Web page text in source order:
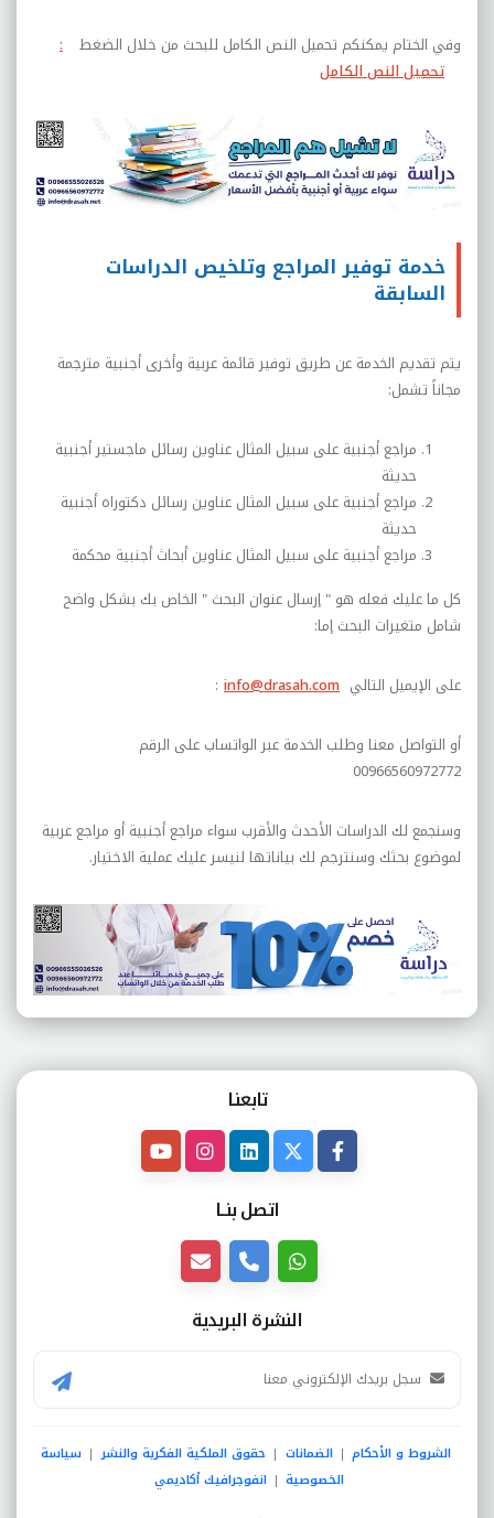
وفي الختام يمكنكم تحميل النص الكامل للبحث من خلال الضغط :
تحميل النص الكامل
خدمة توفير المراجع وتلخيص الدراسات
السابقة
يتم تقديم الخدمة عن طريق توفير قائمة عربية وأخرى أجنبية مترجمة
مجاناً تشمل:
مراجع أجنبية على سبيل المثال عناوين رسائل ماجستير أجنبية
حديثة
مراجع أجنبية على سبيل المثال عناوين رسائل دكتوراه أجنبية
حديثة
مراجع أجنبية على سبيل المثال عناوين أبحاث أجنبية محكمة
كل ما عليك فعله هو " إرسال عنوان البحث " الخاص بك بشكل واضح
شامل متغيرات البحث إما:
على الإيميل التالي info@drasah.com
:
أو التواصل معنا وطلب الخدمة عبر الواتساب على الرقم
00966560972772
وسنجمع لك الدراسات الأحدث والأقرب سواء مراجع أجنبية أو مراجع عربية
لموضوع بحثك وسنترجم لك بياناتها لنيسر عليك عملية الاختيار.
تابعنـا
اتصل بنــا
النشرة البريدية
الشروط و الأحكام | الضمانات | حقوق الملكية الفكرية والنشر | سياسة
الخصوصية | انفوجرافيك أكاديمي